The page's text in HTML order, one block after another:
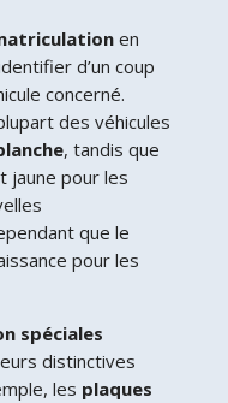
en
d’un coup
concerné.
des véhicules
, tandis que
jaune pour les
que le
pour les
spéciales
distinctives
les plaques